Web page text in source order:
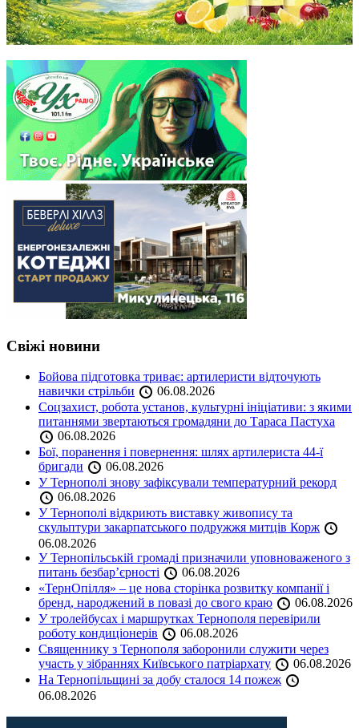
Свіжі новини
Бойова підготовка триває: артилеристи відточують
навички стрільби
06.08.2026
Соцзахист, робота установ, культурні ініціативи: з якими
питаннями звертаються громадяни до Тараса Пастуха
06.08.2026
Бої, поранення і повернення: шлях артилериста 44-ї
бригади
06.08.2026
У Тернополі знову зафіксували температурний рекорд
06.08.2026
У Тернополі відкриють виставку живопису та
скульптури закарпатського подружжя митців Корж
06.08.2026
У Тернопільській громаді призначили уповноваженого з
питань безбар’єрності
06.08.2026
«ТернОпілля» – це нова сторінка розвитку компанії і
бренд, народжений в повазі до свого краю
06.08.2026
У тролейбусах і маршрутках Тернополя перевірили
роботу кондиціонерів
06.08.2026
Священнику з Тернополя заборонили служити через
участь у зібраннях Київського патріархату
06.08.2026
На Тернопільщині за добу сталося 14 пожеж
06.08.2026